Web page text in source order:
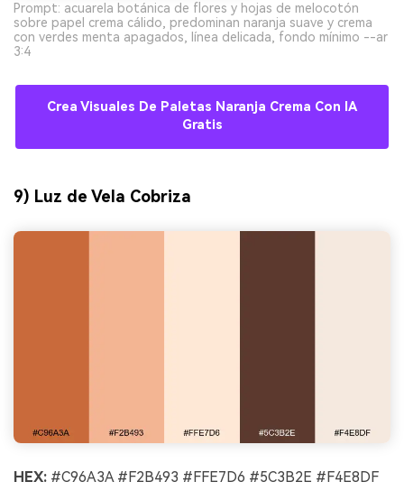
Prompt: acuarela botánica de flores y hojas de melocotón
sobre papel crema cálido, predominan naranja suave y crema
con verdes menta apagados, línea delicada, fondo mínimo --ar
3:4
Crea Visuales De Paletas Naranja Crema Con IA
Gratis
9) Luz de Vela Cobriza
HEX: #C96A3A #F2B493 #FFE7D6 #5C3B2E #F4E8DF